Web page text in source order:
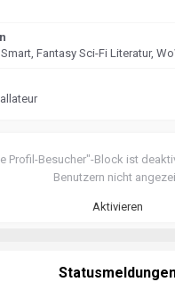
Fantasy Sci-Fi Literatur,
Profil-Besucher"-Block ist
Benutzern nicht
Aktivieren